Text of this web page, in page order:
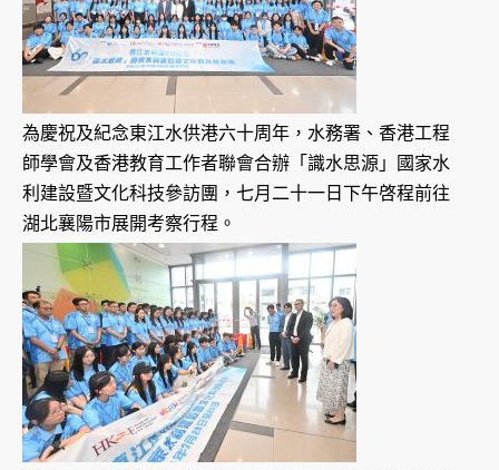
為慶祝及紀念東江水供港六十周年，水務署、香港工程
師學會及香港教育工作者聯會合辦「識水思源」國家水
利建設暨文化科技參訪團，七月二十一日下午啓程前往
湖北襄陽市展開考察行程。